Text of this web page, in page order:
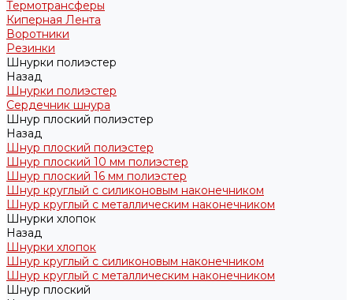
Термотрансферы
Киперная Лента
Воротники
Резинки
Шнурки полиэстер
Назад
Шнурки полиэстер
Сердечник шнура
Шнур плоский полиэстер
Назад
Шнур плоский полиэстер
Шнур плоский 10 мм полиэстер
Шнур плоский 16 мм полиэстер
Шнур круглый с силиконовым наконечником
Шнур круглый с металлическим наконечником
Шнурки хлопок
Назад
Шнурки хлопок
Шнур круглый с силиконовым наконечником
Шнур круглый с металлическим наконечником
Шнур плоский